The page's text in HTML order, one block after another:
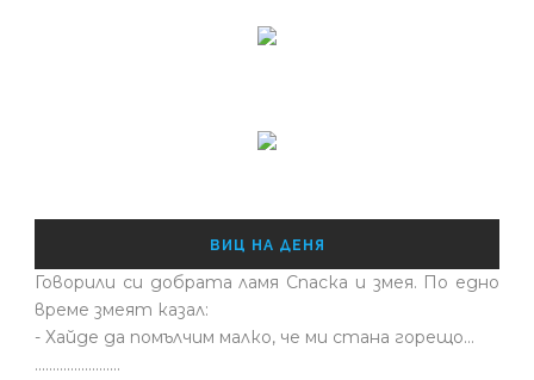
ВИЦ НА ДЕНЯ
Говорили си добрата ламя Спаска и змея. По едно
време змеят казал:
- Хайде да помълчим малко, че ми стана горещо...
........................